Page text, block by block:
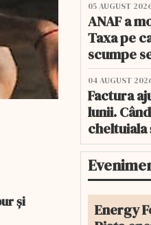
și
05 AUGUST
ANAF a
Taxa pe
scumpe
04 AUGUST
Factura
lunii.
cheltuiala
Energy